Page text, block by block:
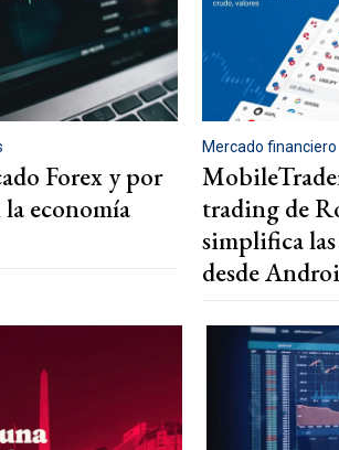
Forex y por
economía
Mercado financiero
trading de
simplifica
desde